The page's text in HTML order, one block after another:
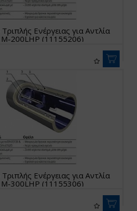
Ενέργειας για Αντλία
200LHP (11155206)
Ενέργειας για Αντλία
300LHP (11155306)